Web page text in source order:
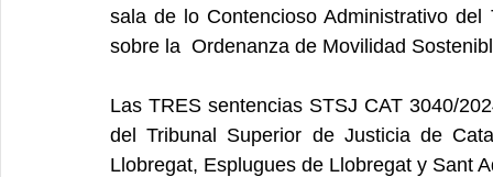
sala de lo Contencioso Administrativo
sobre la  Ordenanza de Movilidad
Las TRES sentencias STSJ CAT 3040/
del Tribunal Superior de Justicia de
Llobregat, Esplugues de Llobregat y Sant